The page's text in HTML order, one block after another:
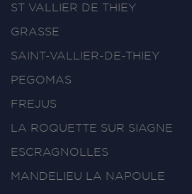
ST VALLIER DE THIEY
GRASSE
SAINT-VALLIER-DE-THIEY
PEGOMAS
FREJUS
LA ROQUETTE SUR SIAGNE
ESCRAGNOLLES
MANDELIEU LA NAPOULE